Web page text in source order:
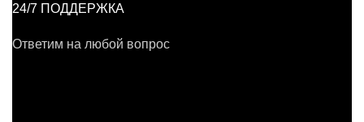
24/7 ПОДДЕРЖКА
Ответим на любой вопрос